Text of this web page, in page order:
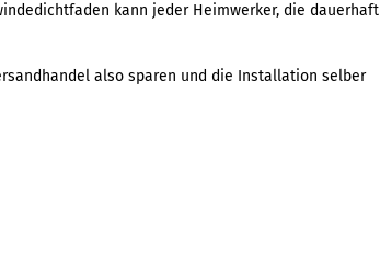
kann jeder Heimwerker, die dauerhaft
also sparen und die Installation selber